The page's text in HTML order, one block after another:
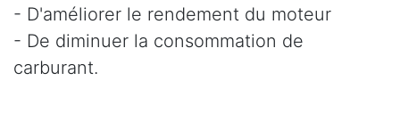
- D'améliorer le rendement du moteur
- De diminuer la consommation de
carburant.